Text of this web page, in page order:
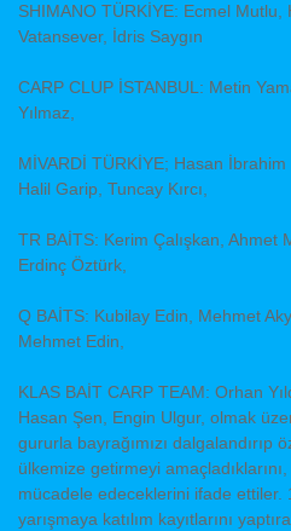
SHIMANO TÜRKİYE: Ecmel Mutlu,
Vatansever, İdris Saygın
CARP CLUP İSTANBUL: Metin
Yılmaz,
MİVARDİ TÜRKİYE; Hasan İbrahim
Halil Garip, Tuncay Kırcı,
TR BAİTS: Kerim Çalışkan, Ahmet
Erdinç Öztürk,
Q BAİTS: Kubilay Edin, Mehmet
Mehmet Edin,
KLAS BAİT CARP TEAM: Orhan
Hasan Şen, Engin Ulgur, olmak
gururla bayrağımızı dalgalandırıp
ülkemize getirmeyi
mücadele edeceklerini ifade ettiler.
yarışmaya katılım kayıtlarını